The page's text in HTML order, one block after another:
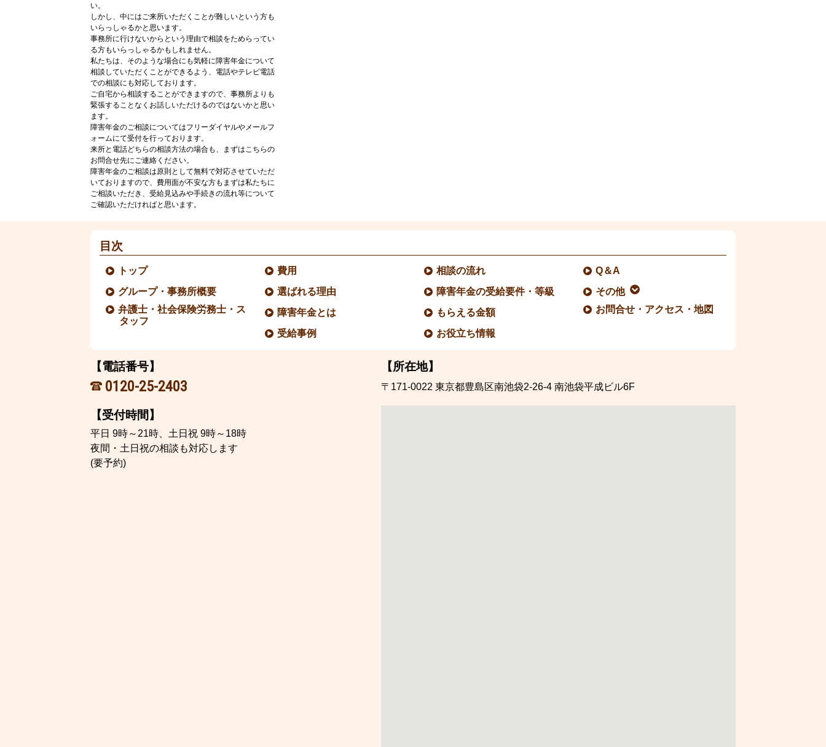
い。
しかし、中にはご来所いただくことが難しいという方も
いらっしゃるかと思います。
事務所に行けないからという理由で相談をためらってい
る方もいらっしゃるかもしれません。
私たちは、そのような場合にも気軽に障害年金について
相談していただくことができるよう、電話やテレビ電話
での相談にも対応しております。
ご自宅から相談することができますので、事務所よりも
緊張することなくお話しいただけるのではないかと思い
ます。
障害年金のご相談についてはフリーダイヤルやメールフ
ォームにて受付を行っております。
来所と電話どちらの相談方法の場合も、まずはこちらの
お問合せ先にご連絡ください。
障害年金のご相談は原則として無料で対応させていただ
いておりますので、費用面が不安な方もまずは私たちに
ご相談いただき、受給見込みや手続きの流れ等について
ご確認いただければと思います。
目次
トップ
グループ・事務所概要
弁護士・社会保険労務士・ス
タッフ
費用
選ばれる理由
障害年金とは
受給事例
相談の流れ
障害年金の受給要件・等級
もらえる金額
お役立ち情報
Q＆A
その他
お問合せ・アクセス・地図
【電話番号】
0120-25-2403
【受付時間】
平日 9時～21時、土日祝 9時～18時
夜間・土日祝の相談も対応します
(要予約)
【所在地】
〒171-0022 東京都豊島区南池袋2-26-4 南池袋平成ビル6F